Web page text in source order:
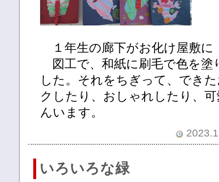
１年生の廊下がお化け屋敷に
図工で、和紙に刷毛で色を塗
した。それをちぎって、でき
クしたり、おしゃれしたり、
んいます。
いろいろな緑